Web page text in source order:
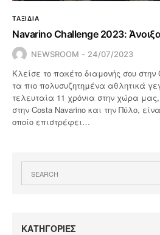
ΤΑΞΙΔΙΑ
Navarino Challenge 2023:
NEWSROOM 24/07/2023
Κλείσε το πακέτο διαμονής σου
τα πιο πολυσυζητημένα αθλητικά
τελευταία 11 χρόνια στην χώρα
στην Costa Navarino και την Πύλο,
οποίο επιστρέφει…
KΑΤΗΓΟΡΙΕΣ